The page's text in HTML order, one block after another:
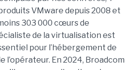
VMware depuis 2008 et
303 000 cœurs de
de la virtualisation est
pour l’hébergement de
l’opérateur. En 2024, Broadcom